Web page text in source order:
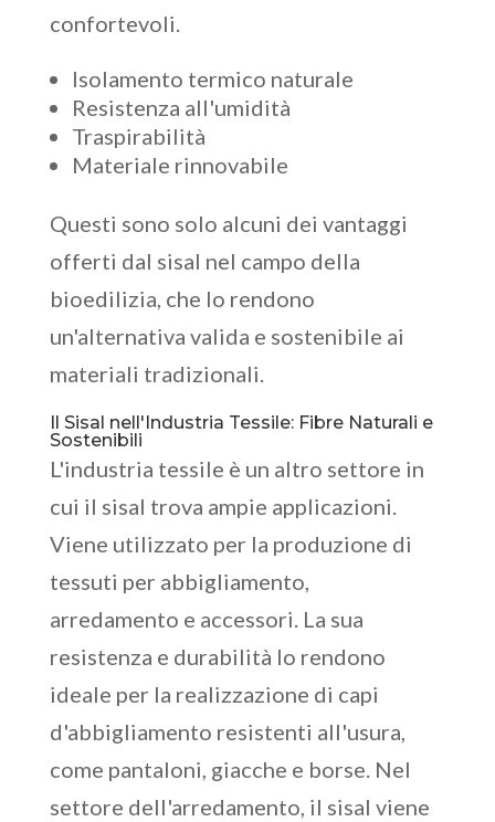
confortevoli.
Isolamento termico naturale
Resistenza all'umidità
Traspirabilità
Materiale rinnovabile
Questi sono solo alcuni dei vantaggi
offerti dal sisal nel campo della
bioedilizia, che lo rendono
un'alternativa valida e sostenibile ai
materiali tradizionali.
Il Sisal nell'Industria Tessile: Fibre Naturali e
Sostenibili
L'industria tessile è un altro settore in
cui il sisal trova ampie applicazioni.
Viene utilizzato per la produzione di
tessuti per abbigliamento,
arredamento e accessori. La sua
resistenza e durabilità lo rendono
ideale per la realizzazione di capi
d'abbigliamento resistenti all'usura,
come pantaloni, giacche e borse. Nel
settore dell'arredamento, il sisal viene